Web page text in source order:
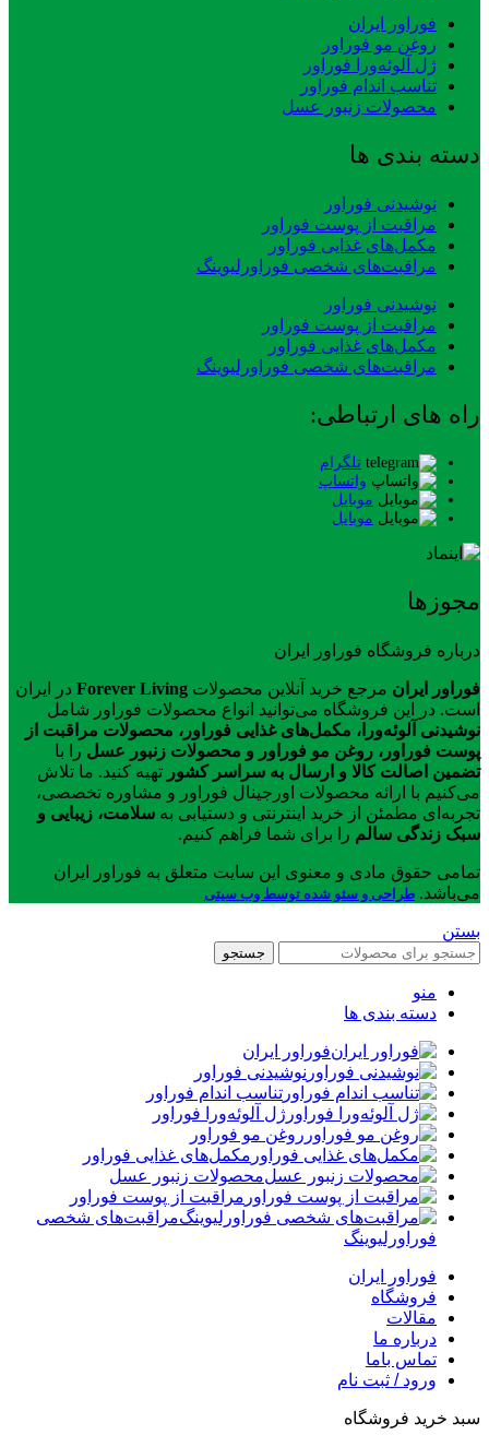
فوراور ایران
روغن مو فوراور
ژل آلوئه‌ورا فوراور
تناسب اندام فوراور
محصولات زنبور عسل
دسته بندی ها
نوشیدنی فوراور
مراقبت از پوست فوراور
مکمل‌های غذایی فوراور
مراقبت‌های شخصی فوراورلیوینگ
نوشیدنی فوراور
مراقبت از پوست فوراور
مکمل‌های غذایی فوراور
مراقبت‌های شخصی فوراورلیوینگ
راه های ارتباطی:
تلگرام
واتساپ
موبایل
موبایل
مجوزها
درباره فروشگاه فوراور ایران
فوراور ایران مرجع خرید آنلاین محصولات Forever Living در ایران
است. در این فروشگاه می‌توانید انواع محصولات فوراور شامل
نوشیدنی آلوئه‌ورا، مکمل‌های غذایی فوراور، محصولات مراقبت از
پوست فوراور، روغن مو فوراور و محصولات زنبور عسل را با
تضمین اصالت کالا و ارسال به سراسر کشور تهیه کنید. ما تلاش
می‌کنیم با ارائه محصولات اورجینال فوراور و مشاوره تخصصی،
تجربه‌ای مطمئن از خرید اینترنتی و دستیابی به سلامت، زیبایی و
سبک زندگی سالم را برای شما فراهم کنیم.
تمامی حقوق مادی و معنوی این سایت متعلق به فوراور ایران
می‌باشد. طراحی و سئو شده توسط وب سیتی
بستن
جستجو
منو
دسته بندی ها
فوراور ایران
نوشیدنی فوراور
تناسب اندام فوراور
ژل آلوئه‌ورا فوراور
روغن مو فوراور
مکمل‌های غذایی فوراور
محصولات زنبور عسل
مراقبت از پوست فوراور
مراقبت‌های شخصی
فوراورلیوینگ
فوراور ایران
فروشگاه
مقالات
درباره ما
تماس باما
ورود / ثبت نام
سبد خرید فروشگاه